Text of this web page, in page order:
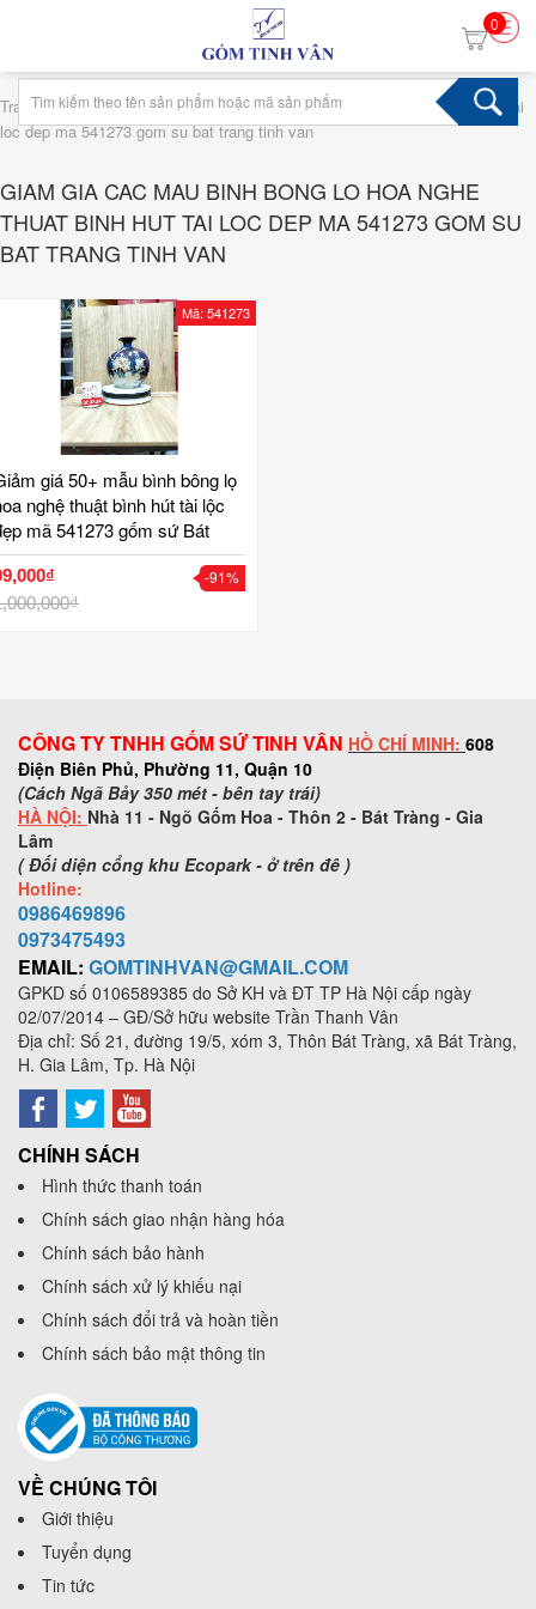
0
Trang chủ › Tag giam gia cac mau binh bong lo hoa nghe thuat binh hut tai
loc dep ma 541273 gom su bat trang tinh van
GIAM GIA CAC MAU BINH BONG LO HOA NGHE
THUAT BINH HUT TAI LOC DEP MA 541273 GOM SU
BAT TRANG TINH VAN
Mã: 541273
giá 50+ mẫu bình bông lọ
nghệ thuật bình hút tài lộc
mã 541273 gốm sứ Bát
Tinh Vân
-91%
CÔNG TY TNHH GỐM SỨ TINH VÂN HỒ CHÍ MINH: 608
Điện Biên Phủ, Phường 11, Quận 10
(Cách Ngã Bảy 350 mét - bên tay trái)
HÀ NỘI: Nhà 11 - Ngõ Gốm Hoa - Thôn 2 - Bát Tràng - Gia
Lâm
( Đối diện cổng khu Ecopark - ở trên đê )
Hotline:
0986469896
0973475493
EMAIL: GOMTINHVAN@GMAIL.COM
GPKD số 0106589385 do Sở KH và ĐT TP Hà Nội cấp ngày
02/07/2014 – GĐ/Sở hữu website Trần Thanh Vân
Địa chỉ: Số 21, đường 19/5, xóm 3, Thôn Bát Tràng, xã Bát Tràng,
H. Gia Lâm, Tp. Hà Nội
CHÍNH SÁCH
Hình thức thanh toán
Chính sách giao nhận hàng hóa
Chính sách bảo hành
Chính sách xử lý khiếu nại
Chính sách đổi trả và hoàn tiền
Chính sách bảo mật thông tin
VỀ CHÚNG TÔI
Giới thiệu
Tuyển dụng
Tin tức